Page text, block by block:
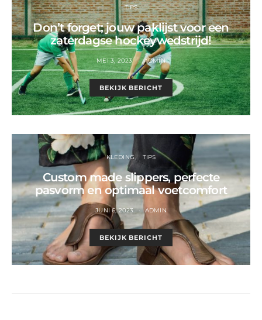
TIPS
Don’t forget; jouw paklijst voor een
zaterdagse hockeywedstrijd!
MEI 3, 2023 ADMIN
BEKIJK BERICHT
KLEDING TIPS
Custom made slippers, perfecte
pasvorm en optimaal voetcomfort
JUNI 6, 2023 ADMIN
BEKIJK BERICHT